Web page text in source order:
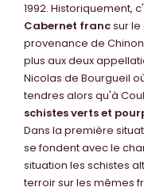
1992. ​ Historiquement,
Cabernet francsur
provenance de
plus aux deux
Nicolas de Bourgueil
tendres alors qu'à
schistes verts et
Dans la première
se fondent avec le
situation les schistes
terroir sur les mêmes